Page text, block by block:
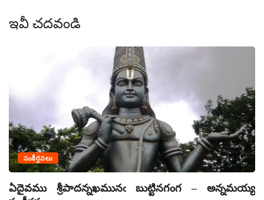
ఇవీ చదవండి
సంకీర్తనలు
ఏదైవము శ్రీపాదన్నఖమునఁ బుట్టినగంగ – అన్నమయ్య